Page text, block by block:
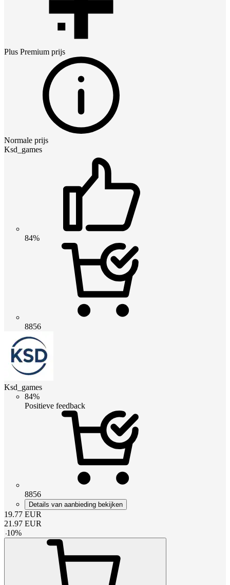
Plus Premium prijs
Normale prijs
Ksd_games
84%
8856
Ksd_games
84%
Positieve feedback
8856
Details van aanbieding bekijken
19.77 EUR
21.97 EUR
-10%